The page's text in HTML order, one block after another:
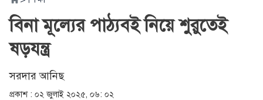
বিনা মূল্যের পাঠ্যবই নিয়ে শুরুতেই
ষড়যন্ত্র
সরদার আনিছ
প্রকাশ : ০২ জুলাই ২০২৫, ০৬: ০২